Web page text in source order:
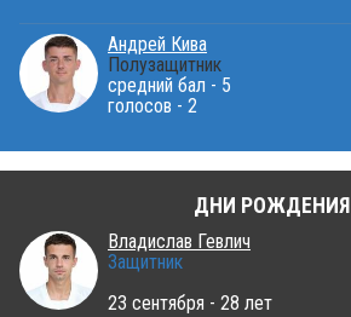
Андрей Кива
Полузащитник
средний бал - 5
голосов - 2
ДНИ РОЖДЕНИЯ
Владислав Гевлич
Защитник
23 сентября - 28 лет